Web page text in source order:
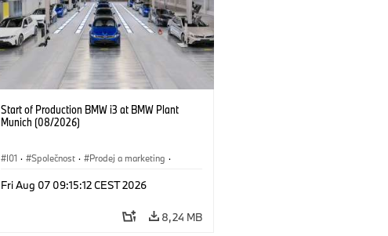
Start of Production BMW i3 at BMW Plant
Munich (08/2026)
I01 · Společnost · Prodej a marketing ·
Fri Aug 07 09:15:12 CEST 2026
8,24 MB